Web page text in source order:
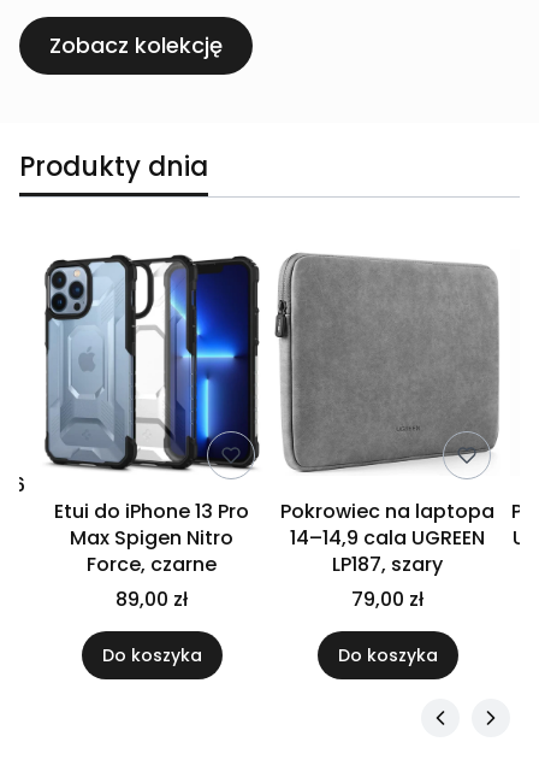
Zobacz kolekcję
Produkty dnia
Etui do iPhone 13 Pro
Max Spigen Nitro
Force, czarne
89,00 zł
Do koszyka
Pokrowiec na laptopa
14–14,9 cala UGREEN
LP187, szary
79,00 zł
Do koszyka